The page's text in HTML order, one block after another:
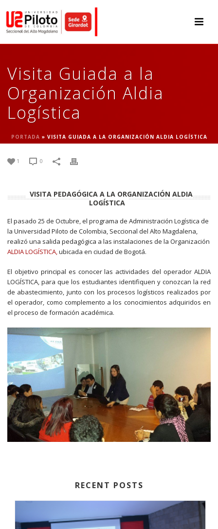
Visita Guiada a la
Organización Aldia
Logística
PORTADA » VISITA GUIADA A LA ORGANIZACIÓN ALDIA LOGÍSTICA
1 0
VISITA PEDAGÓGICA A LA ORGANIZACIÓN ALDIA
LOGÍSTICA
El pasado 25 de Octubre, el programa de Administración Logística de
la Universidad Piloto de Colombia, Seccional del Alto Magdalena,
realizó una salida pedagógica a las instalaciones de la Organización
ALDIA LOGÍSTICA,ubicada en ciudad de Bogotá.
El objetivo principal es conocer las actividades del operador ALDIA
LOGÍSTICA, para que los estudiantes identifiquen y conozcan la red
de abastecimiento, junto con los procesos logísticos realizados por
el operador, como complemento a los conocimientos adquiridos en
el proceso de formación académica.
RECENT POSTS